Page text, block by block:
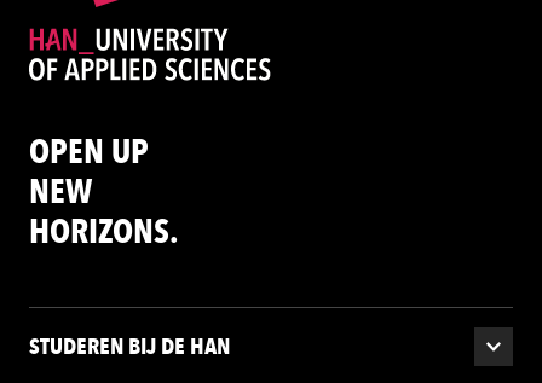
OPEN UP
NEW
HORIZONS.
STUDEREN BIJ DE HAN